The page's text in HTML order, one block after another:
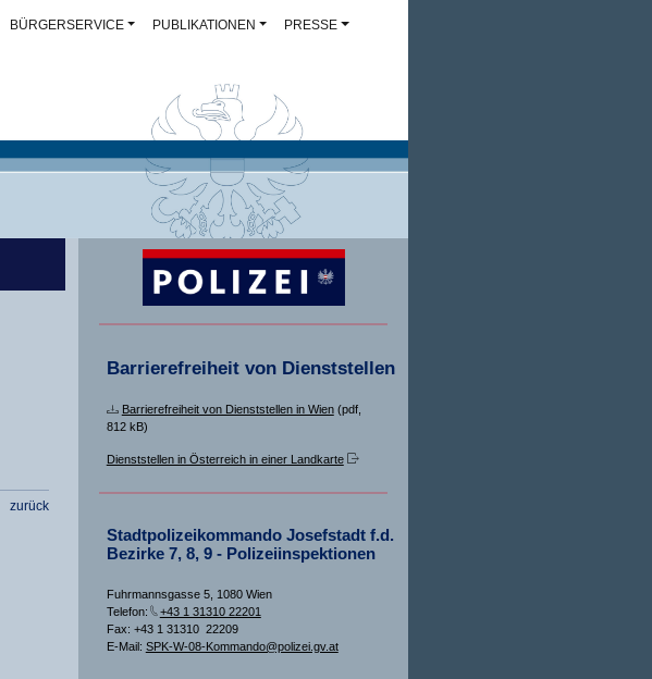
BÜRGERSERVICE PUBLIKATIONEN PRESSE
zurück
Barrierefreiheit von Dienststellen
Barrierefreiheit von Dienststellen in Wien(pdf,
812 kB)
Dienststellen in Österreich in einer Landkarte
Stadtpolizeikommando Josefstadt f.d.
Bezirke 7, 8, 9 - Polizeiinspektionen
Fuhrmannsgasse 5, 1080 Wien
Telefon:
+43 1 31310 22201
Fax: +43 1 31310 22209
E-Mail: SPK-W-08-Kommando@polizei.gv.at